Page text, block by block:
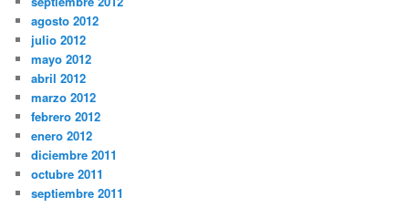
agosto 2012
julio 2012
mayo 2012
abril 2012
marzo 2012
febrero 2012
enero 2012
diciembre 2011
octubre 2011
septiembre 2011